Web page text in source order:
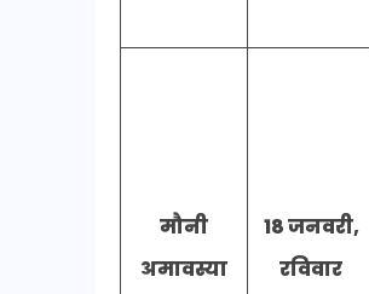
मौनी
अमावस्या
18 जनवरी,
रविवार